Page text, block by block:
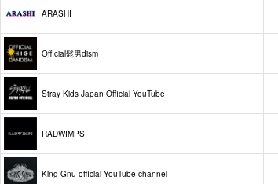
ARASHI
Official髭男dism
Stray Kids Japan Official YouTube
RADWIMPS
King Gnu official YouTube channel